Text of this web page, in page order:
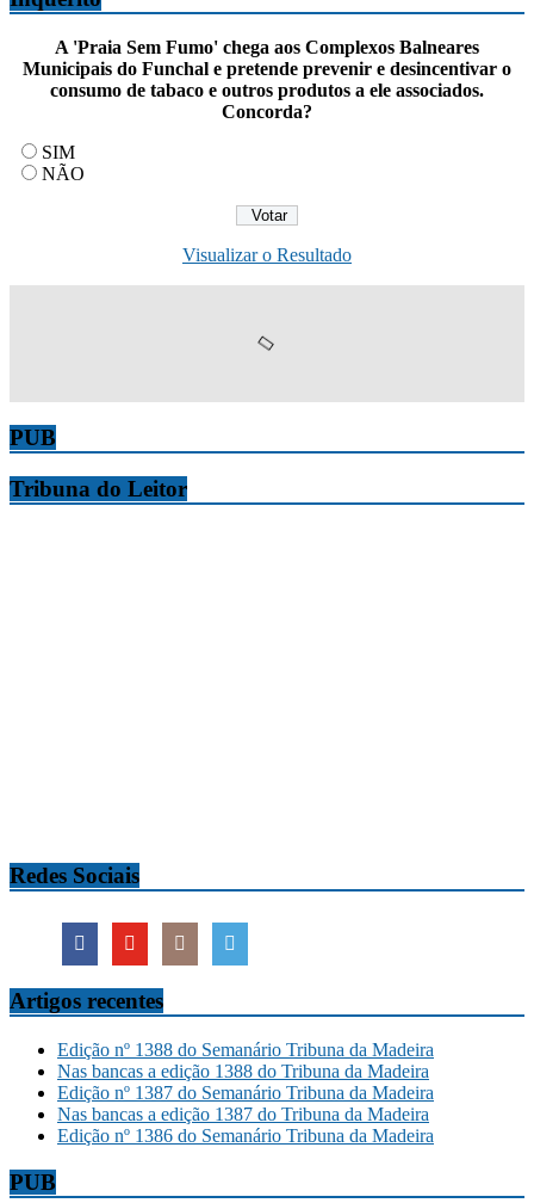
A 'Praia Sem Fumo' chega aos Complexos Balneares
Municipais do Funchal e pretende prevenir e desincentivar o
consumo de tabaco e outros produtos a ele associados.
Concorda?
SIM
NÃO
Visualizar o Resultado
PUB
Tribuna do Leitor
Redes Sociais
Artigos recentes
Edição nº 1388 do Semanário Tribuna da Madeira
Nas bancas a edição 1388 do Tribuna da Madeira
Edição nº 1387 do Semanário Tribuna da Madeira
Nas bancas a edição 1387 do Tribuna da Madeira
Edição nº 1386 do Semanário Tribuna da Madeira
PUB